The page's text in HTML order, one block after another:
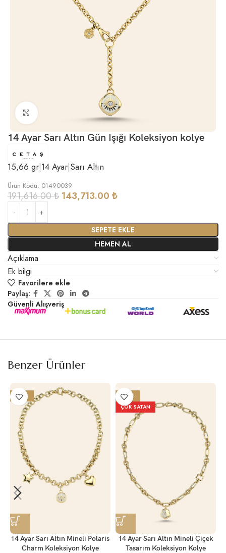
Büyütmek için tıklayın
14 Ayar Sarı Altın Gün Işığı Koleksiyon kolye
15,66 gr|14 Ayar|Sarı Altın
Ürün Kodu: 01490039
191,616.00₺ 143,713.00 ₺
SEPETE EKLE
HEMEN AL
Açıklama
Ek bilgi
Favorilere ekle
Paylaş:
Güvenli Alışveriş
Benzer Ürünler
-27%
14 Ayar Sarı Altın Mineli Polaris
Charm Koleksiyon Kolye
-26%
ÇOK SATAN
14 Ayar Sarı Altın Mineli Çiçek
Tasarım Koleksiyon Kolye